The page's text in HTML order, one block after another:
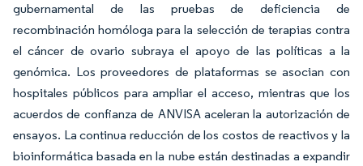
gubernamental de las pruebas de deficiencia de
recombinación homóloga para la selección de terapias contra
el cáncer de ovario subraya el apoyo de las políticas a la
genómica. Los proveedores de plataformas se asocian con
hospitales públicos para ampliar el acceso, mientras que los
acuerdos de confianza de ANVISA aceleran la autorización de
ensayos. La continua reducción de los costos de reactivos y la
bioinformática basada en la nube están destinadas a expandir